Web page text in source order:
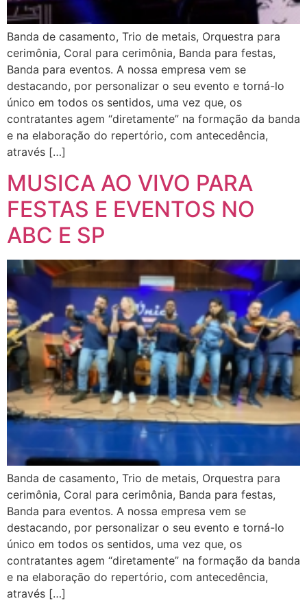
Banda de casamento, Trio de metais, Orquestra para
cerimônia, Coral para cerimônia, Banda para festas,
Banda para eventos. A nossa empresa vem se
destacando, por personalizar o seu evento e torná-lo
único em todos os sentidos, uma vez que, os
contratantes agem “diretamente” na formação da banda
e na elaboração do repertório, com antecedência,
através […]
MUSICA AO VIVO PARA
FESTAS E EVENTOS NO
ABC E SP
Banda de casamento, Trio de metais, Orquestra para
cerimônia, Coral para cerimônia, Banda para festas,
Banda para eventos. A nossa empresa vem se
destacando, por personalizar o seu evento e torná-lo
único em todos os sentidos, uma vez que, os
contratantes agem “diretamente” na formação da banda
e na elaboração do repertório, com antecedência,
através […]